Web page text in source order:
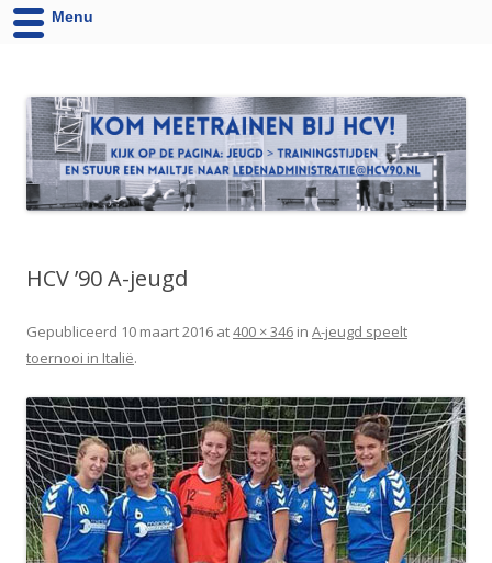
HCV ’90 A-jeugd
Gepubliceerd 10 maart 2016 at400 × 346 in A-jeugd speelt
toernooi in Italië.
Menu